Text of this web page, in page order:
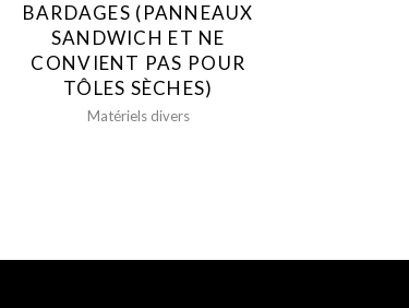
BARDAGES (PANNEAUX
SANDWICH ET NE
CONVIENT PAS POUR
TÔLES SÈCHES)
Matériels divers